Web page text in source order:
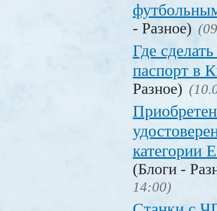
- Разное)
Где
паспорт в
Разное)
категории
(Блоги -
14:00)